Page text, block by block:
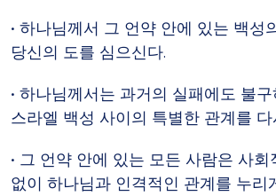
• 하나님께서 그 언약 안에 있는 백성
당신의 도를 심으신다.
• 하나님께서는 과거의 실패에도 불
스라엘 백성 사이의 특별한 관계를
• 그 언약 안에 있는 모든 사람은 사
없이 하나님과 인격적인 관계를 누리